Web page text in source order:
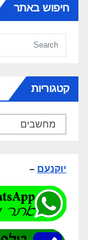
חיפוש באתר
קטגוריות
קטגוריות
יוקנעם –